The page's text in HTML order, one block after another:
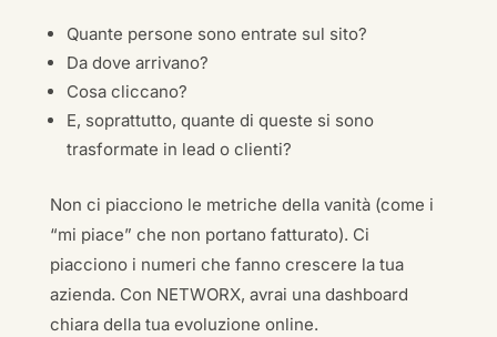
Quante persone sono entrate sul sito?
Da dove arrivano?
Cosa cliccano?
E, soprattutto, quante di queste si sono
trasformate in lead o clienti?
Non ci piacciono le metriche della vanità (come i
“mi piace” che non portano fatturato). Ci
piacciono i numeri che fanno crescere la tua
azienda. Con NETWORX, avrai una dashboard
chiara della tua evoluzione online.